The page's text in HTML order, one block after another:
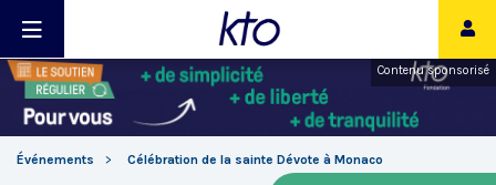
Contenu sponsorisé
Événements Célébration de la sainte Dévote à Monaco